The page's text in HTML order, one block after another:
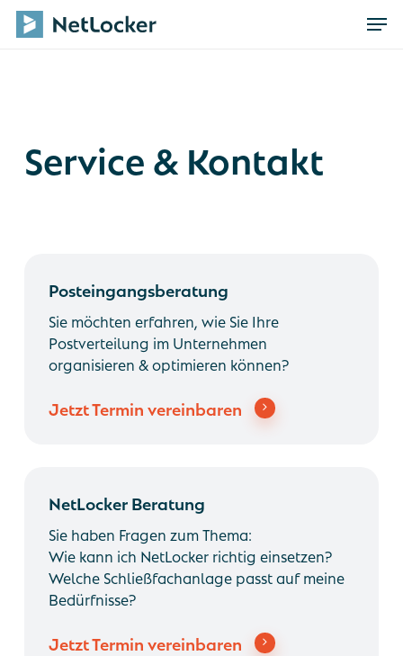
Skip
Service & Kontakt
Posteingangsberatung
Terminbuchung
Posteingangsberatung
Sie möchten erfahren, wie Sie Ihre
Postverteilung im Unternehmen
organisieren & optimieren können?
Jetzt Termin vereinbaren
BeratungTerminbuchung
NetLocker Beratung
Sie haben Fragen zum Thema:
Wie kann ich NetLocker richtig einsetzen?
Welche Schließfachanlage passt auf meine
Bedürfnisse?
Jetzt Termin vereinbaren